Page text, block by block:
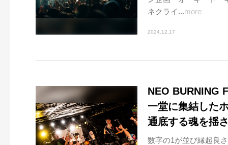
ネクライ...more
2024.12.17
NEO BURNING
一堂に集結した
通底する魂を揺
数字の1が並び縁起良